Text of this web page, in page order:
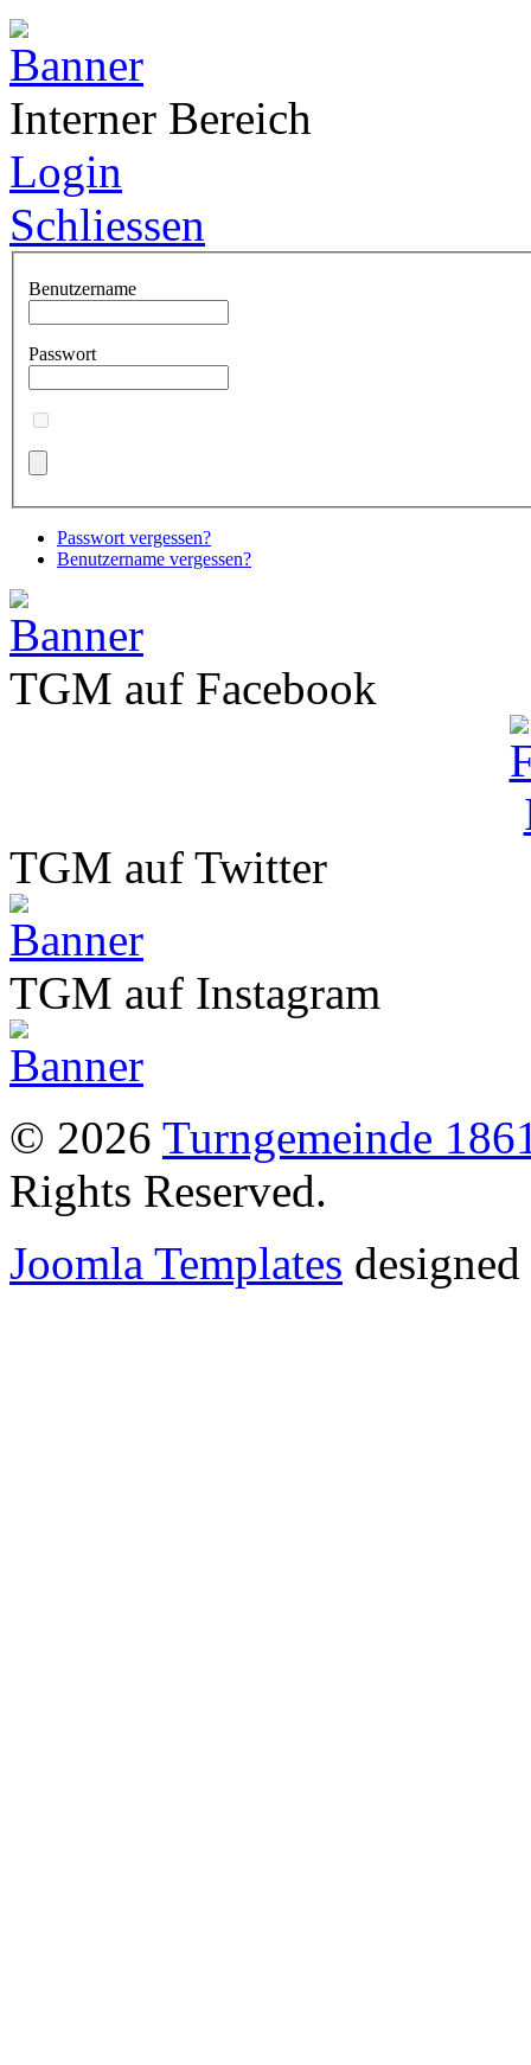
Interner Bereich
Login
Schliessen
Benutzername
Passwort
Passwort vergessen?
Benutzername vergessen?
TGM auf Facebook
TGM auf Twitter
TGM auf Instagram
© 2026 Turngemeinde
Rights Reserved.
Joomla Templates